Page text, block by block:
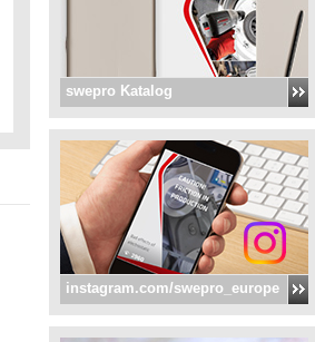
swepro Katalog
instagram.com/swepro_europe